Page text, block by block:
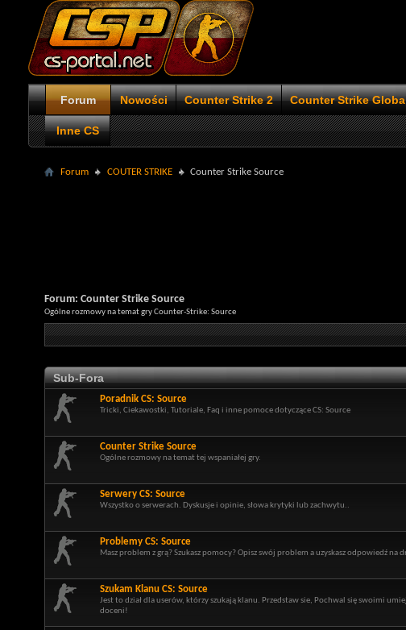
Forum Nowości Counter Strike 2 Counter Strike
Inne CS
Forum COUTER STRIKE Counter Strike Source
Forum: Counter Strike Source
Ogólne rozmowy na temat gry Counter-Strike: Source
Sub-Fora
Poradnik CS: Source
Tricki, Ciekawostki, Tutoriale, Faq i inne pomoce dotyczące CS: Source
Counter Strike Source
Ogólne rozmowy na temat tej wspaniałej gry.
Serwery CS: Source
Wszystko o serwerach. Dyskusje i opinie, słowa krytyki lub zachwytu..
Problemy CS: Source
Masz problem z grą? Szukasz pomocy? Opisz swój problem a uzyskasz odpowiedź na
Szukam Klanu CS: Source
Jest to dział dla userów, którzy szukają klanu. Przedstaw sie, Pochwal się swoimi
doceni!